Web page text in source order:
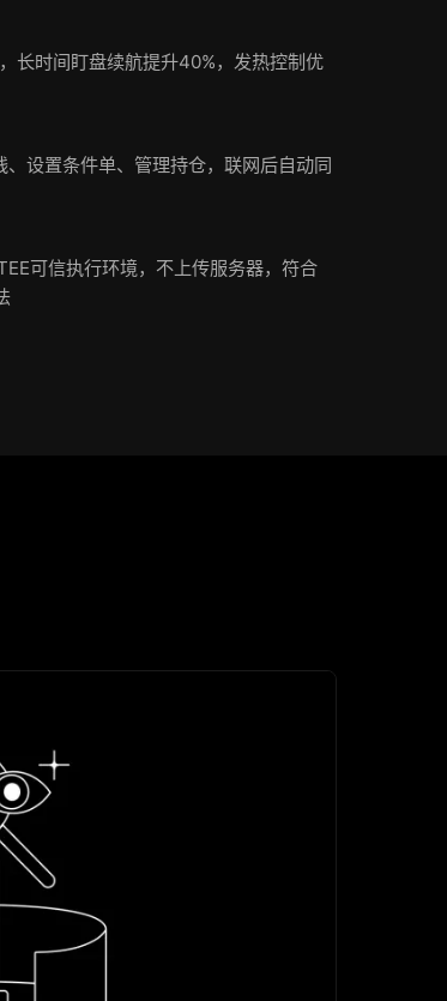
长时间盯盘续航提升40%，发热控制优
设置条件单、管理持仓，联网后自动同
可信执行环境，不上传服务器，符合